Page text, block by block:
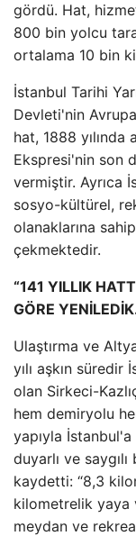
gördü. Hat,
800 bin yolcu
ortalama 10 bin
İstanbul Tarihi
Devleti'nin
hat, 1888
Ekspresi'nin son
vermiştir. Ayrıca
sosyo-kültürel,
olanaklarına
çekmektedir.
“141 YILLIK
GÖRE
Ulaştırma ve
yılı aşkın süredir
olan Sirkeci-
hem demiryolu
yapıyla İstanbul'a
duyarlı ve
kaydetti: “8,3
kilometrelik yaya
meydan ve